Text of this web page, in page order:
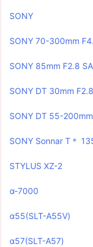
SONY
SONY 70-300mm
SONY 85mm F2.8
SONY DT 30mm
SONY DT 55-
SONY Sonnar T＊
STYLUS XZ-2
α-7000
α55(SLT-A55V)
α57(SLT-A57)